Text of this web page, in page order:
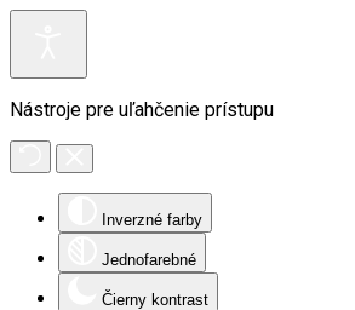
Nástroje pre uľahčenie prístupu
Inverzné farby
Jednofarebné
Čierny kontrast